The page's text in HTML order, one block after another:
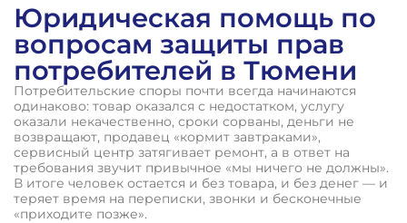
Юридическая помощь по
вопросам защиты прав
потребителей в Тюмени
Потребительские споры почти всегда начинаются
одинаково: товар оказался с недостатком, услугу
оказали некачественно, сроки сорваны, деньги не
возвращают, продавец «кормит завтраками»,
сервисный центр затягивает ремонт, а в ответ на
требования звучит привычное «мы ничего не должны».
В итоге человек остается и без товара, и без денег — и
теряет время на переписки, звонки и бесконечные
«приходите позже».